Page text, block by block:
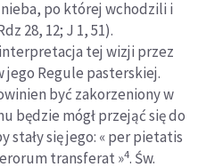
po której wchodzili i
28, 12; J 1, 51).
tej wizji przez
jego Regule pasterskiej.
być zakorzeniony w
będzie mógł przejąć się do
stały się jego: « per pietatis
transferat »4. Św.